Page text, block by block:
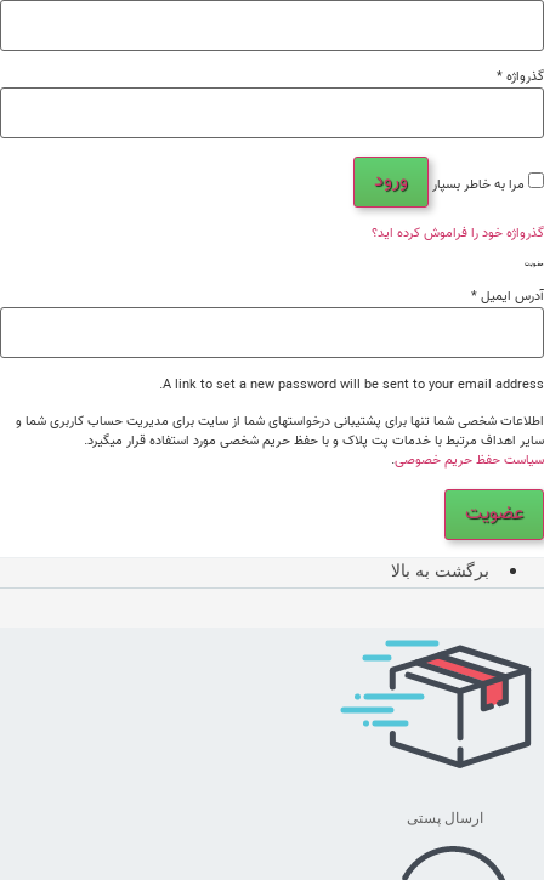
گذرواژه*
مرا به خاطر بسپار ورود
گذرواژه خود را فراموش کرده اید؟
عضویت
آدرس ایمیل*
A link to set a new password will be sent to your email address.
اطلاعات شخصی شما تنها برای پشتیبانی درخواستهای شما از سایت برای مدیریت حساب کاربری شما و
سایر اهداف مرتبط با خدمات پت پلاک و با حفظ حریم شخصی مورد استفاده قرار میگیرد.
سیاست حفظ حریم خصوصی.
عضویت
برگشت به بالا
ارسال پستی